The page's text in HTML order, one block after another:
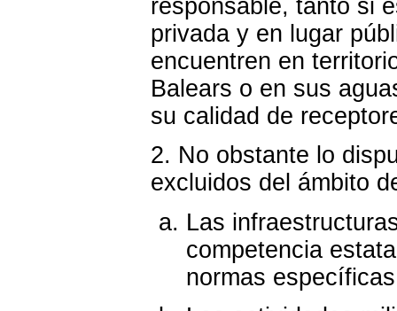
responsable, tanto si
privada y en lugar
encuentren en
Balears o en sus
su calidad de
2. No obstante lo
excluidos del ámbito
Las
competencia
normas